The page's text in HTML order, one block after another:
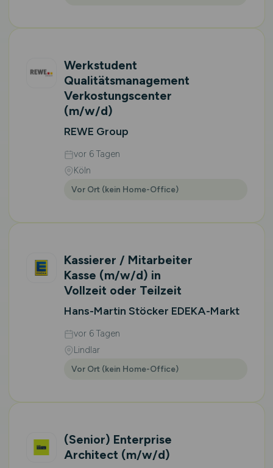
Werkstudent
Qualitätsmanagement
Verkostungscenter
(m/w/d)
REWE Group
vor 6 Tagen
Köln
Vor Ort (kein Home-Office)
Kassierer / Mitarbeiter
Kasse (m/w/d) in
Vollzeit oder Teilzeit
Hans-Martin Stöcker EDEKA-Markt
vor 6 Tagen
Lindlar
Vor Ort (kein Home-Office)
(Senior) Enterprise
Architect (m/w/d)